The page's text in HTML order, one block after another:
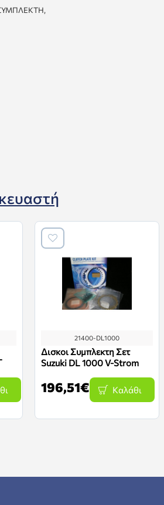
,
21400-DL1000
Δισκοι Συμπλεκτη Σετ
Suzuki DL 1000 V-Strom
196,51€ Καλάθι